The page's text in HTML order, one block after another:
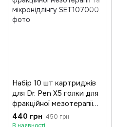
Набір 10 шт картриджів
для Dr. Pen X5 голки для
фракційної мезотерапії
та мікронідлінгу
440 грн 450 грн